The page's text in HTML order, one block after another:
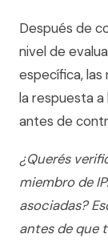
Después de
nivel de
específica,
la respuesta
antes de
¿Querés
miembro de
asociadas?
antes de que